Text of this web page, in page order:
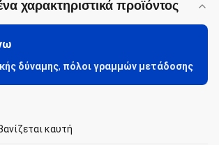
χαρακτηριστικά προϊόντος
δύναμης, πόλοι γραμμών μετάδοσης
καυτή